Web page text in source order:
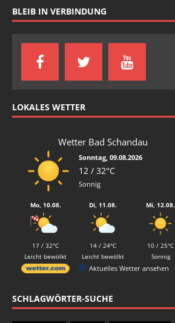
BLEIB IN VERBINDUNG
LOKALES WETTER
Wetter Bad Schandau
Sonntag, 09.08.2026
12 / 32°C
Sonnig
Mo, 10.08.
17 / 32°C
Leicht bewölkt
Di, 11.08.
14 / 24°C
Leicht bewölkt
Mi, 12.08.
10 / 25°C
Sonnig
Aktuelles Wetter ansehen
SCHLAGWÖRTER-SUCHE